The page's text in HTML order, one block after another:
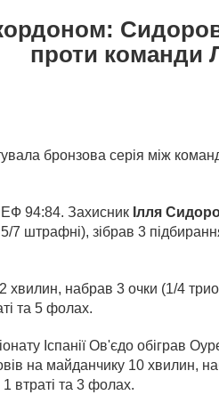
проти команди
бронзова серія між
94:84. Захисник Ілля
5/7 штрафні), зібрав 3
хвилин, набрав 3 очки (1/4
та 5 фолах.
Іспанії Ов'єдо обіграв
на майданчику 10 хвилин,
втраті та 3 фолах.